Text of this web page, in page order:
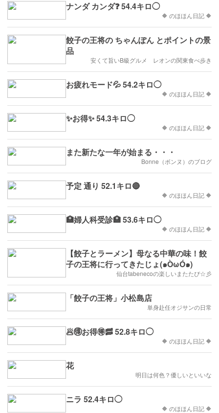
ナンダ カンダ❓ 54.4キロ◯
🔶 のほほん日記 🔶
餃子の王将の ちゃんぽん とポイントの景
品
安くて旨いB級グルメ レオンの関東食べ歩き
お疲れモード💦 54.2キロ◯
🔶 のほほん日記 🔶
✨お得✨ 54.3キロ◯
🔶 のほほん日記 🔶
また新たな一年が始まる・・・
Bonne（ボンヌ）のブログ
予定 通り 52.1キロ🔴
🔶 のほほん日記 🔶
🏥婦人科受診🏥 53.6キロ◯
🔶 のほほん日記 🔶
【餃子とラーメン】母なる中華の味！餃
子の王将に行ってきたじょ(๑ÒωÓ๑)
仙台tabenecoの楽しいまたたび☆彡
「餃子の王将」小松島店
単身赴任オジサンの日常
🥟🉐お得🉐🥓 52.8キロ◯
🔶 のほほん日記 🔶
花
明日は何色？優しいといいな
ニラ 52.4キロ◯
🔶 のほほん日記 🔶